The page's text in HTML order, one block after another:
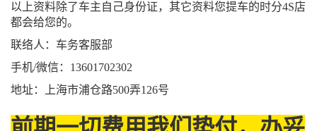
以上资料除了车主自己身份证，其它资料您提车的时分4S店
都会给您的。
联络人：车务客服部
手机/微信：13601702302
地址：上海市浦仓路500弄126号